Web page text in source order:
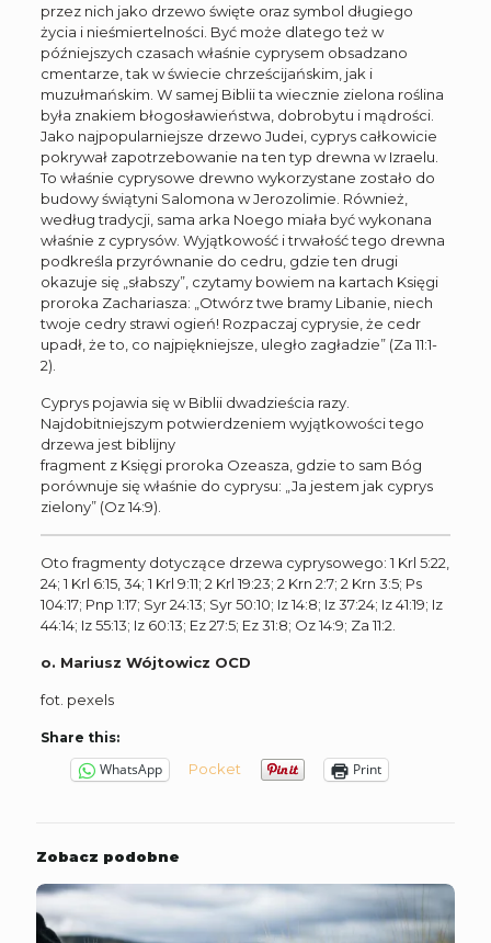
przez nich jako drzewo święte oraz symbol długiego
życia i nieśmiertelności. Być może dlatego też w
późniejszych czasach właśnie cyprysem obsadzano
cmentarze, tak w świecie chrześcijańskim, jak i
muzułmańskim. W samej Biblii ta wiecznie zielona roślina
była znakiem błogosławieństwa, dobrobytu i mądrości.
Jako najpopularniejsze drzewo Judei, cyprys całkowicie
pokrywał zapotrzebowanie na ten typ drewna w Izraelu.
To właśnie cyprysowe drewno wykorzystane zostało do
budowy świątyni Salomona w Jerozolimie. Również,
według tradycji, sama arka Noego miała być wykonana
właśnie z cyprysów. Wyjątkowość i trwałość tego drewna
podkreśla przyrównanie do cedru, gdzie ten drugi
okazuje się „słabszy”, czytamy bowiem na kartach Księgi
proroka Zachariasza: „Otwórz twe bramy Libanie, niech
twoje cedry strawi ogień! Rozpaczaj cyprysie, że cedr
upadł, że to, co najpiękniejsze, uległo zagładzie” (Za 11:1-
2).
Cyprys pojawia się w Biblii dwadzieścia razy.
Najdobitniejszym potwierdzeniem wyjątkowości tego
drzewa jest biblijny
fragment z Księgi proroka Ozeasza, gdzie to sam Bóg
porównuje się właśnie do cyprysu: „Ja jestem jak cyprys
zielony” (Oz 14:9).
Oto fragmenty dotyczące drzewa cyprysowego: 1 Krl 5:22,
24; 1 Krl 6:15, 34; 1 Krl 9:11; 2 Krl 19:23; 2 Krn 2:7; 2 Krn 3:5; Ps
104:17; Pnp 1:17; Syr 24:13; Syr 50:10; Iz 14:8; Iz 37:24; Iz 41:19; Iz
44:14; Iz 55:13; Iz 60:13; Ez 27:5; Ez 31:8; Oz 14:9; Za 11:2.
o. Mariusz Wójtowicz OCD
fot. pexels
Share this:
WhatsApp Pocket Print
Zobacz podobne